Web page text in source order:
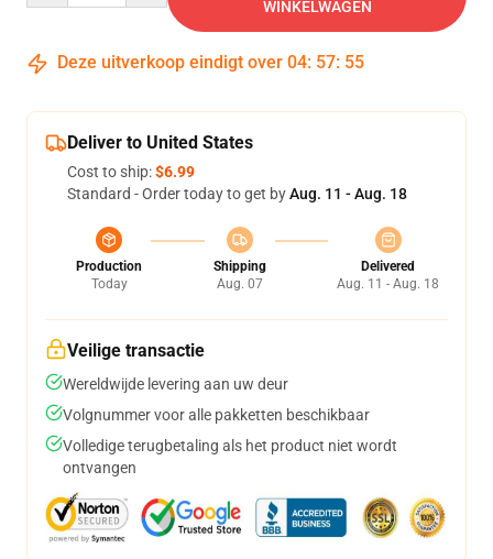
WINKELWAGEN
Deze uitverkoop eindigt over 04: 57: 54
Deliver to United States
Cost to ship:$6.99
Standard - Order today to get byAug. 11 - Aug. 18
Production
Today
Shipping
Aug. 07
Delivered
Aug. 11 - Aug. 18
Veilige transactie
Wereldwijde levering aan uw deur
Volgnummer voor alle pakketten beschikbaar
Volledige terugbetaling als het product niet wordt
ontvangen